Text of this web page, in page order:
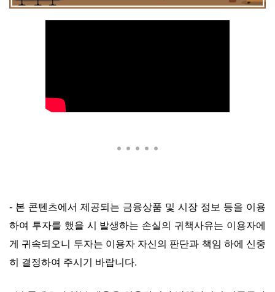
- 본 콘텐츠에서 제공되는 금융상품 및 시장 정보 등을 이용
하여 투자를 했을 시 발생하는 손실의 귀책사유는 이용자에
게 귀속되오니 투자는 이용자 자신의 판단과 책임 하에 신중
히 결정하여 주시기 바랍니다.